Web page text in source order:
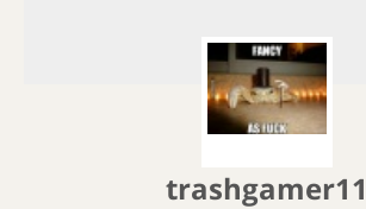
trashgamer11